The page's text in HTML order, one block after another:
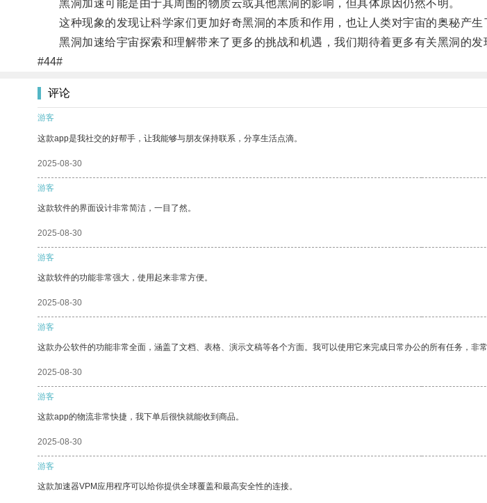
黑洞加速可能是由于其周围的物质云或其他黑洞的影响，但具体原因仍然不明。
这种现象的发现让科学家们更加好奇黑洞的本质和作用，也让人类对宇宙的奥秘产生
黑洞加速给宇宙探索和理解带来了更多的挑战和机遇，我们期待着更多有关黑洞的发
#44#
评论
游客
这款app是我社交的好帮手，让我能够与朋友保持联系，分享生活点滴。
2025-08-30
游客
这款软件的界面设计非常简洁，一目了然。
2025-08-30
游客
这款软件的功能非常强大，使用起来非常方便。
2025-08-30
游客
这款办公软件的功能非常全面，涵盖了文档、表格、演示文稿等各个方面。我可以使用它来完成日常办公的所有任务，非常
2025-08-30
游客
这款app的物流非常快捷，我下单后很快就能收到商品。
2025-08-30
游客
这款加速器VPM应用程序可以给你提供全球覆盖和最高安全性的连接。